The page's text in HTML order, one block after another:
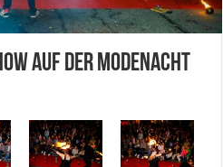
auf der Modenacht